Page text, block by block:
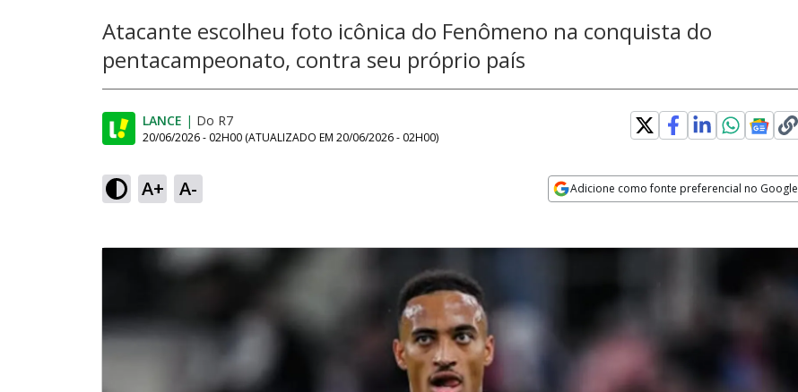
Atacante escolheu foto icônica do Fenômeno na conquista do
pentacampeonato, contra seu próprio país
LANCE | Do R7
20/06/2026 - 02H00 (ATUALIZADO EM 20/06/2026 - 02H00)
A+ A- Adicione como fonte preferencial no Google